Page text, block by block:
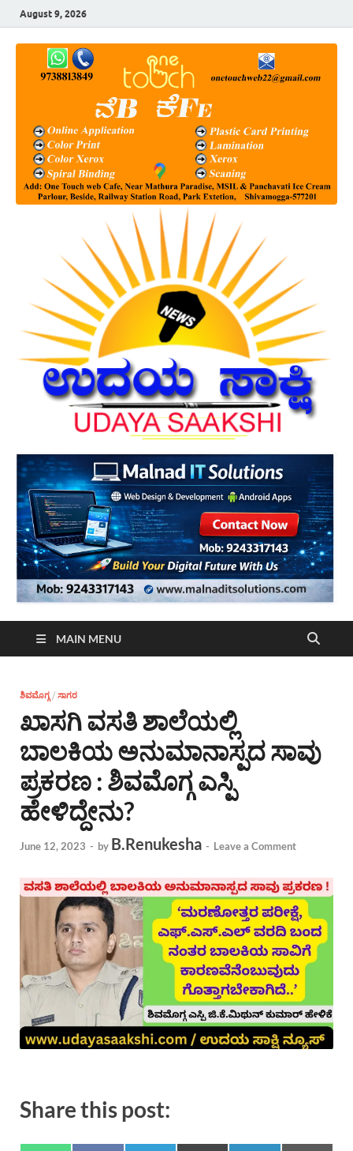
August 9, 2026
MAIN MENU
ಶಿವಮೊಗ್ಗ / ಸಾಗರ
ಖಾಸಗಿ ವಸತಿ ಶಾಲೆಯಲ್ಲಿ
ಬಾಲಕಿಯ ಅನುಮಾನಾಸ್ಪದ ಸಾವು
ಪ್ರಕರಣ : ಶಿವಮೊಗ್ಗ ಎಸ್ಪಿ
ಹೇಳಿದ್ದೇನು?
June 12, 2023 - by B.Renukesha - Leave a Comment
Share this post: